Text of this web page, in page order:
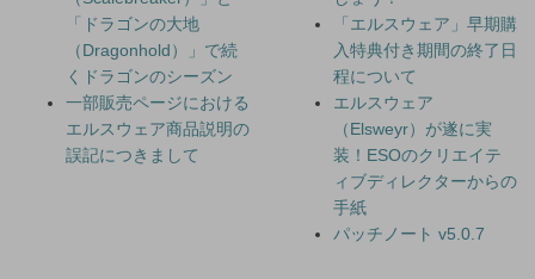
「ドラゴンの大地
（Dragonhold）」で続
くドラゴンのシーズン
一部販売ページにおける
エルスウェア商品説明の
誤記につきまして
「エルスウェア」早期購
入特典付き期間の終了日
程について
エルスウェア
（Elsweyr）が遂に実
装！ESOのクリエイテ
ィブディレクターからの
手紙
パッチノート v5.0.7